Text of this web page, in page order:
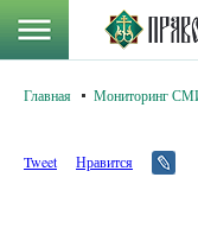
Главная Мониторинг
Tweet Нравится